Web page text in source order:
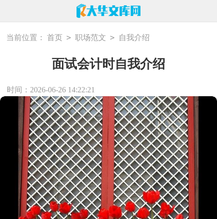
当前位置： 首页 > 职场范文 > 自我介绍
面试会计时自我介绍
时间：2026-06-26 14:22:21